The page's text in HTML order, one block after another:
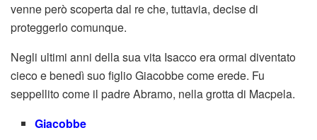
venne però scoperta dal re che, tuttavia, decise di
proteggerlo comunque.
Negli ultimi anni della sua vita Isacco era ormai diventato
cieco e benedì suo figlio Giacobbe come erede. Fu
seppellito come il padre Abramo, nella grotta di Macpela.
Giacobbe